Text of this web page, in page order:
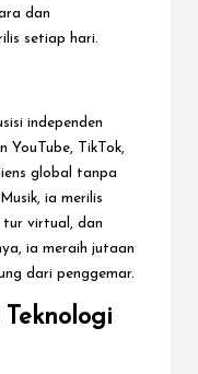
dan
setiap hari.
independen
TikTok,
global tanpa
Musik, ia merilis
tur virtual, dan
ia meraih jutaan
dari penggemar.